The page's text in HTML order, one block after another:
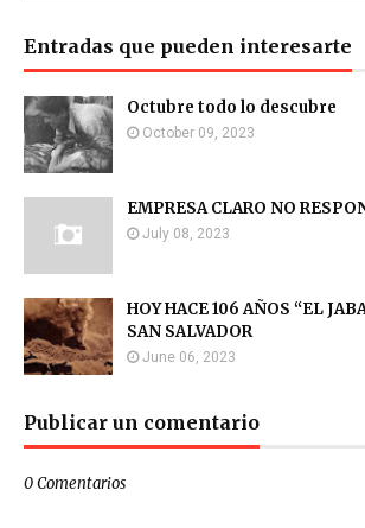
Entradas que pueden interesarte
Octubre todo lo descubre
October 09, 2023
EMPRESA CLARO NO
July 08, 2023
HOY HACE 106 AÑOS “EL
SAN SALVADOR
June 06, 2023
Publicar un comentario
0 Comentarios